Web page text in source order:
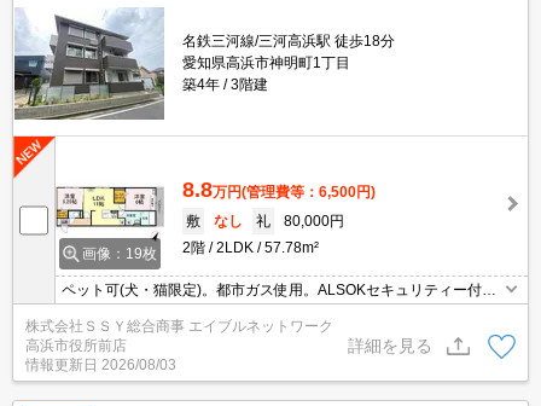
名鉄三河線/三河高浜駅 徒歩18分
愛知県高浜市神明町1丁目
築4年
3階建
画像：19枚
8.8万円(管理費等：6,500円)
敷
なし 礼
80,000円
2階
2LDK 57.78m²
ペット可(犬・猫限定)。都市ガス使用。ALSOKセキュリティー付
き。
株式会社ＳＳＹ総合商事 エイブルネットワーク
高浜市役所前店
情報更新日 2026/08/03
詳細を見る